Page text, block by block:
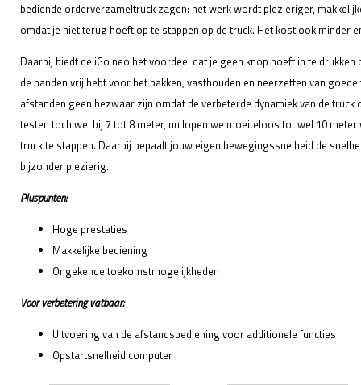
bediende orderverzameltruck zagen: het werk wordt plezieriger,
omdat je niet terug hoeft op te stappen op de truck. Het kost ook minder
Daarbij biedt de iGo neo het voordeel dat je geen knop hoeft in te
de handen vrij hebt voor het pakken, vasthouden en neerzetten van
afstanden geen bezwaar zijn omdat de verbeterde dynamiek van de
testen toch wel bij 7 tot 8 meter, nu lopen we moeiteloos tot wel 10
truck te stappen. Daarbij bepaalt jouw eigen bewegingssnelheid de
bijzonder plezierig.
Pluspunten:
Hoge prestaties
Makkelijke bediening
Ongekende toekomstmogelijkheden
Voor verbetering vatbaar:
Uitvoering van de afstandsbediening voor additionele functies
Opstartsnelheid computer